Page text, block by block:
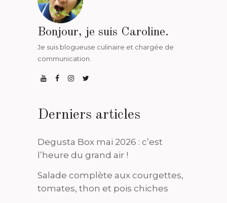
Bonjour, je suis Caroline.
Je suis blogueuse culinaire et chargée de
communication.
Derniers articles
Degusta Box mai 2026 : c’est
l’heure du grand air !
Salade complète aux courgettes,
tomates, thon et pois chiches